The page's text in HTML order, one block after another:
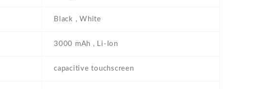
Black , White
3000 mAh , Li-Ion
capacitive touchscreen